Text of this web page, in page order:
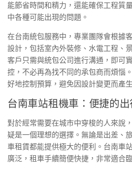
能節省時間和精力，還能確保工程質
中各種可能出現的問題。
在台南統包服務中，專業團隊會根據
設計，包括室內外裝修、水電工程、
客戶只需與統包公司進行溝通，即可
控，不必再為找不同的承包商而煩惱
好地控制預算，避免因設計變更而產
台南車站租機車：便捷的
對於經常需要在城市中穿梭的人來說
疑是一個理想的選擇。無論是出差、
車租賃都能提供極大的便利。台南車
廣泛，租車手續簡便快捷，非常適合